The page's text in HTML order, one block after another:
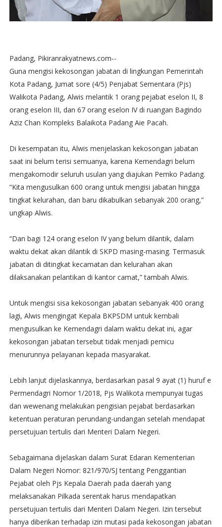
Padang, Pikiranrakyatnews.com--
Guna mengisi kekosongan jabatan di lingkungan Pemerintah
Kota Padang, Jumat sore (4/5) Penjabat Sementara (Pjs)
Walikota Padang, Alwis melantik 1 orang pejabat eselon II, 8
orang eselon III, dan 67 orang eselon IV di ruangan Bagindo
Aziz Chan Kompleks Balaikota Padang Aie Pacah.
Di kesempatan itu, Alwis menjelaskan kekosongan jabatan
saat ini belum terisi semuanya, karena Kemendagri belum
mengakomodir seluruh usulan yang diajukan Pemko Padang.
“Kita mengusulkan 600 orang untuk mengisi jabatan hingga
tingkat kelurahan, dan baru dikabulkan sebanyak 200 orang,”
ungkap Alwis.
“Dan bagi 124 orang eselon IV yang belum dilantik, dalam
waktu dekat akan dilantik di SKPD masing-masing. Termasuk
jabatan di ditingkat kecamatan dan kelurahan akan
dilaksanakan pelantikan di kantor camat,” tambah Alwis.
Untuk mengisi sisa kekosongan jabatan sebanyak 400 orang
lagi, Alwis mengingat Kepala BKPSDM untuk kembali
mengusulkan ke Kemendagri dalam waktu dekat ini, agar
kekosongan jabatan tersebut tidak menjadi pemicu
menurunnya pelayanan kepada masyarakat.
Lebih lanjut dijelaskannya, berdasarkan pasal 9 ayat (1) huruf e
Permendagri Nomor 1/2018, Pjs Walikota mempunyai tugas
dan wewenang melakukan pengisian pejabat berdasarkan
ketentuan peraturan perundang-undangan setelah mendapat
persetujuan tertulis dari Menteri Dalam Negeri.
Sebagaimana dijelaskan dalam Surat Edaran Kementerian
Dalam Negeri Nomor: 821/970/SJ tentang Penggantian
Pejabat oleh Pjs Kepala Daerah pada daerah yang
melaksanakan Pilkada serentak harus mendapatkan
persetujuan tertulis dari Menteri Dalam Negeri. Izin tersebut
hanya diberikan terhadap izin mutasi pada kekosongan jabatan